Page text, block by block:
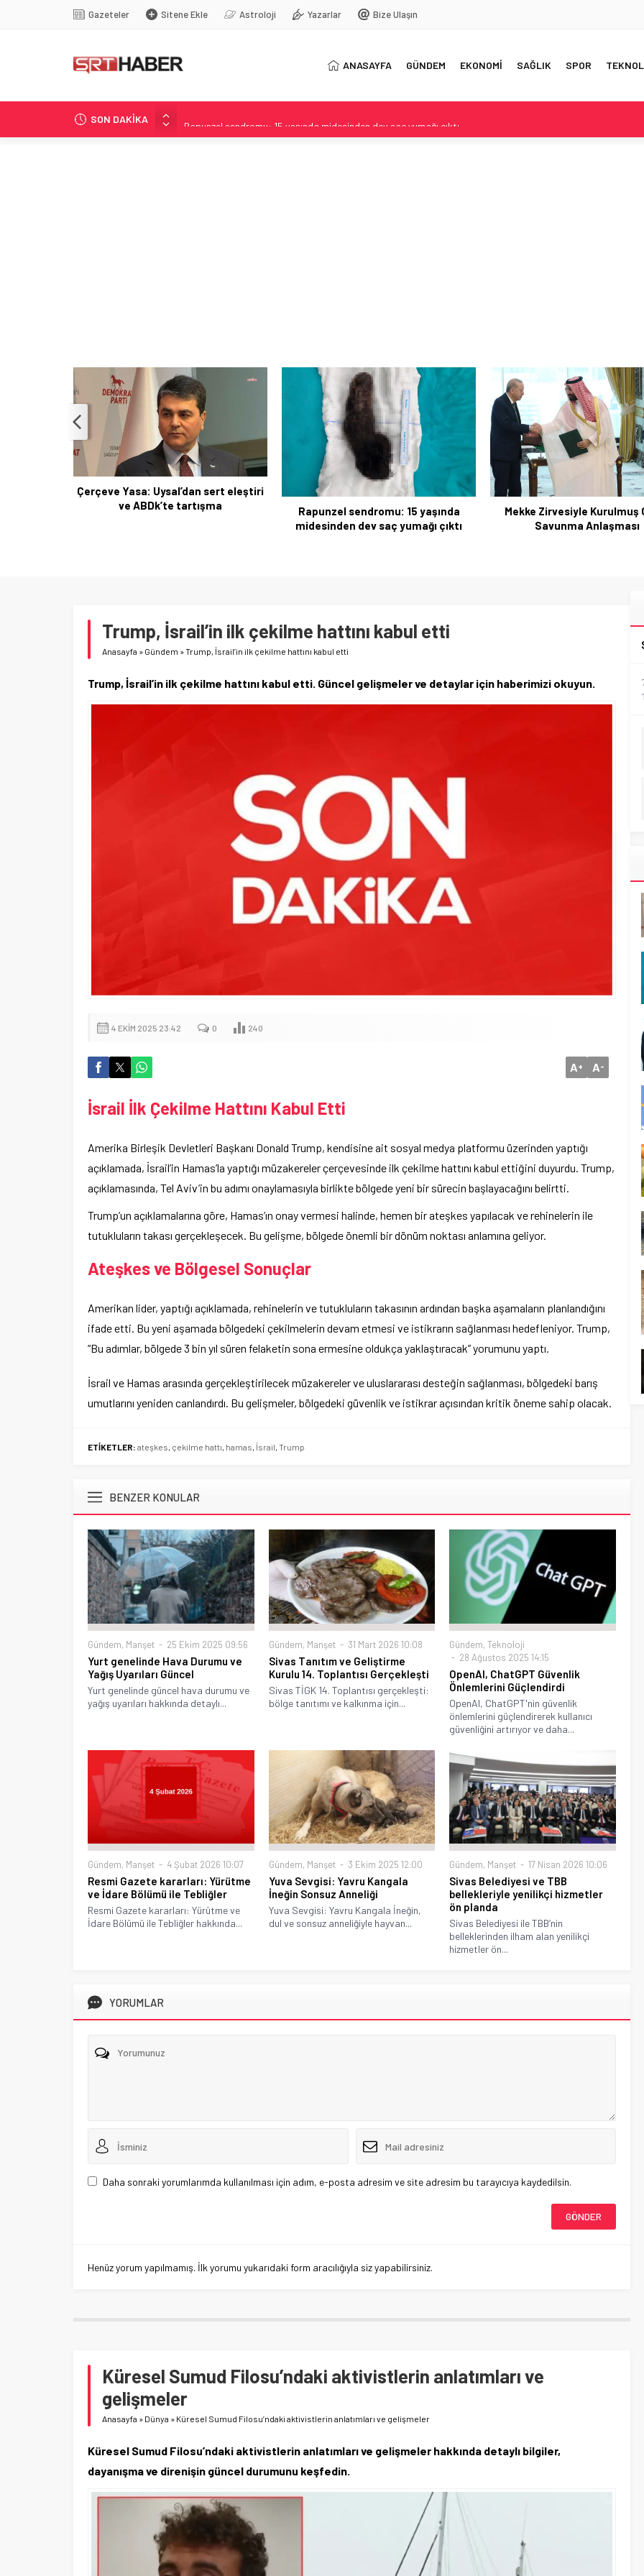
Gazeteler Sitene Ekle Astroloji Yazarlar Bize Ulaşın
ANASAYFA GÜNDEM EKONOMİ SAĞLIK SPOR
SON DAKİKA
Mekke Zirvesiyle Kurulmuş Ortak Savunma Anlaşması
Rapunzel sendromu: 15 yaşında
Mekke Zirvesiyle Kurulmuş Ortak
Savunma Anlaşması
97 Yaşında Rekoru
Walker Betty Bromage
Trump, İsrail’in ilk çekilme hattını kabul etti
Anasayfa » Gündem »Trump, İsrail’in ilk çekilme hattını kabul etti
Trump, İsrail’in ilk çekilme hattını kabul etti. Güncel gelişmeler ve detaylar için haberimizi okuyun.
4 EKIM 2025 23:42 0 240
A+ A-
İsrail İlk Çekilme Hattını Kabul Etti
Amerika Birleşik Devletleri Başkanı Donald Trump, kendisine ait sosyal medya platformu üzerinden yaptığı
açıklamada, İsrail’in Hamas’la yaptığı müzakereler çerçevesinde ilk çekilme hattını kabul ettiğini duyurdu. Trump,
açıklamasında, Tel Aviv’in bu adımı onaylamasıyla birlikte bölgede yeni bir sürecin başlayacağını belirtti.
Trump’un açıklamalarına göre, Hamas’ın onay vermesi halinde, hemen bir ateşkes yapılacak ve rehinelerin ile
tutukluların takası gerçekleşecek. Bu gelişme, bölgede önemli bir dönüm noktası anlamına geliyor.
Ateşkes ve Bölgesel Sonuçlar
Amerikan lider, yaptığı açıklamada, rehinelerin ve tutukluların takasının ardından başka aşamaların planlandığını
ifade etti. Bu yeni aşamada bölgedeki çekilmelerin devam etmesi ve istikrarın sağlanması hedefleniyor. Trump,
“Bu adımlar, bölgede 3 bin yıl süren felaketin sona ermesine oldukça yaklaştıracak” yorumunu yaptı.
İsrail ve Hamas arasında gerçekleştirilecek müzakereler ve uluslararası desteğin sağlanması, bölgedeki barış
umutlarını yeniden canlandırdı. Bu gelişmeler, bölgedeki güvenlik ve istikrar açısından kritik öneme sahip olacak.
ETİKETLER: ateşkes, çekilme hattı, hamas, İsrail, Trump
BENZER KONULAR
Gündem, Manşet 25 Ekim 2025 09:56
Yurt genelinde Hava Durumu ve
Yağış Uyarıları Güncel
Yurt genelinde güncel hava durumu ve
yağış uyarıları hakkında detaylı...
Gündem, Manşet 31 Mart 2026 10:08
Sivas Tanıtım ve Geliştirme
Kurulu 14. Toplantısı Gerçekleşti
Sivas TİGK 14. Toplantısı gerçekleşti:
bölge tanıtımı ve kalkınma için...
Gündem,Teknoloji
28 Ağustos 2025 14:15
OpenAI, ChatGPT Güvenlik
Önlemlerini Güçlendirdi
OpenAI, ChatGPT'nin güvenlik
önlemlerini güçlendirerek kullanıcı
güvenliğini artırıyor ve daha...
Gündem, Manşet 4 Şubat 2026 10:07
Resmi Gazete kararları: Yürütme
ve İdare Bölümü ile Tebliğler
Resmi Gazete kararları: Yürütme ve
İdare Bölümü ile Tebliğler hakkında...
Gündem, Manşet 3 Ekim 2025 12:00
Yuva Sevgisi: Yavru Kangala
İneğin Sonsuz Anneliği
Yuva Sevgisi: Yavru Kangala İneğin,
dul ve sonsuz anneliğiyle hayvan...
Gündem, Manşet 17 Nisan 2026 10:06
Sivas Belediyesi ve TBB
bellekleriyle yenilikçi hizmetler
ön planda
Sivas Belediyesi ile TBB’nin
belleklerinden ilham alan yenilikçi
hizmetler ön...
YORUMLAR
Daha sonraki yorumlarımda kullanılması için adım, e-posta adresim ve site adresim bu tarayıcıya kaydedilsin.
Henüz yorum yapılmamış. İlk yorumu yukarıdaki form aracılığıyla siz yapabilirsiniz.
Küresel Sumud Filosu’ndaki aktivistlerin anlatımları ve
gelişmeler
Anasayfa » Dünya » Küresel Sumud Filosu’ndaki aktivistlerin anlatımları ve gelişmeler
Küresel Sumud Filosu’ndaki aktivistlerin anlatımları ve gelişmeler hakkında detaylı bilgiler,
dayanışma ve direnişin güncel durumunu keşfedin.